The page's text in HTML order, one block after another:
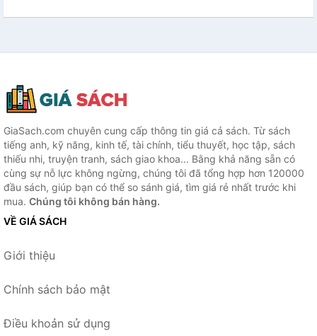
GiaSach.com chuyên cung cấp thông tin giá cả sách. Từ sách
tiếng anh, kỹ năng, kinh tế, tài chính, tiểu thuyết, học tập, sách
thiếu nhi, truyện tranh, sách giao khoa... Bằng khả năng sẵn có
cùng sự nỗ lực không ngừng, chúng tôi đã tổng hợp hơn 120000
đầu sách, giúp bạn có thể so sánh giá, tìm giá rẻ nhất trước khi
mua. Chúng tôi không bán hàng.
VỀ GIÁ SÁCH
Giới thiệu
Chính sách bảo mật
Điều khoản sử dụng